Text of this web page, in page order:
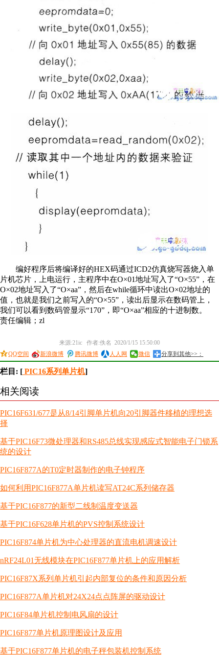
编好程序后将编译好的HEX码通过ICD2仿真烧写器烧入单
片机芯片，上电运行，主程序中在O×01地址写入了“O×55”，在
O×02地址写入了“O×aa”，然后在while循环中读出O×02地址的
值，也就是我们之前写入的“O×55”，读出后显示在数码管上，
我们可以看到数码管显示“170”，即“O×aa”相应的十进制数。
责任编辑；zl
来源:21ic 作者:佚名 2020/1/15 15:50:00
QQ空间
新浪微博 腾讯微博 人人网 微信 分享到其他>>：
栏目: [ PIC16系列单片机]
相关阅读
PIC16F631/677是从8/14引脚单片机向20引脚器件移植的理想选
择
基于PIC16F73微处理器和RS485总线实现感应式智能电子门锁系
统的设计
PIC16F877A的T0定时器制作的电子钟程序
如何利用PIC16F877A单片机读写AT24C系列储存器
基于PIC16F877的新型二线制温度变送器
基于PIC16F628单片机的PVS控制系统设计
PIC16F874单片机为中心处理器的直流电机调速设计
nRF24L01无线模块在PIC16F877单片机上的应用解析
PIC16F87X系列单片机引起内部复位的条件和原因分析
PIC16F877A单片机对24X24点点阵屏的驱动设计
PIC16F84单片机控制电风扇的设计
PIC16F877单片机原理图设计及应用
基于PIC16F877单片机的电子秤包装机控制系统